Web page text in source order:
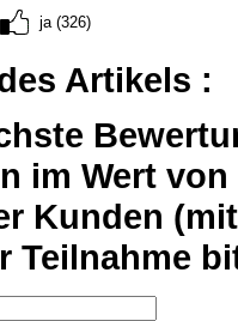
ja (326)
Artikels :
im Wert
Kunden
Teilnahme